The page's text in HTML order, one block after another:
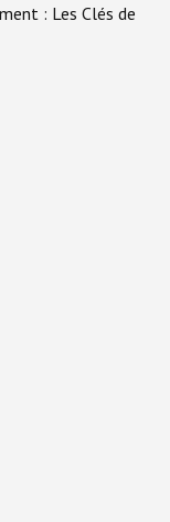
: Les Clés de